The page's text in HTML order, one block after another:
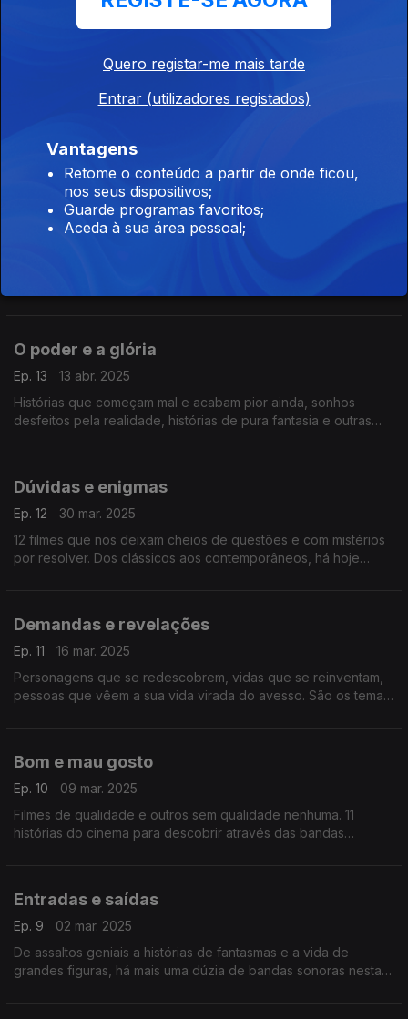
textos de André Bazin pela E-Primatur, é o mote da viagem
musical de hoje, recordando vários filmes mencionados pelo
Uma noite independente
27 abr. 2025
com a ajuda de um dos diretores e programadores, Carlos
Ramos. Uma noite à volta do festival internacional de cinema
independente que regressa de 1 a 11 de Maio.
Delírios de grandeza
20 abr. 2025
descobrir.
O poder e a glória
Ep. 13
13 abr. 2025
Histórias que começam mal e acabam pior ainda, sonhos
desfeitos pela realidade, histórias de pura fantasia e outras
Dúvidas e enigmas
Ep. 12
30 mar. 2025
12 filmes que nos deixam cheios de questões e com mistérios
por resolver. Dos clássicos aos contemporâneos, há hoje
Demandas e revelações
Ep. 11
16 mar. 2025
Personagens que se redescobrem, vidas que se reinventam,
pessoas que vêem a sua vida virada do avesso. São os temas
Bom e mau gosto
Ep. 10
09 mar. 2025
Filmes de qualidade e outros sem qualidade nenhuma. 11
histórias do cinema para descobrir através das bandas
Entradas e saídas
Ep. 9
02 mar. 2025
De assaltos geniais a histórias de fantasmas e a vida de
grandes figuras, há mais uma dúzia de bandas sonoras nesta
Quero registar-me mais tarde
Entrar (utilizadores registados)
Vantagens
Retome o conteúdo a partir de onde ficou,
nos seus dispositivos;
Guarde programas favoritos;
Aceda à sua área pessoal;